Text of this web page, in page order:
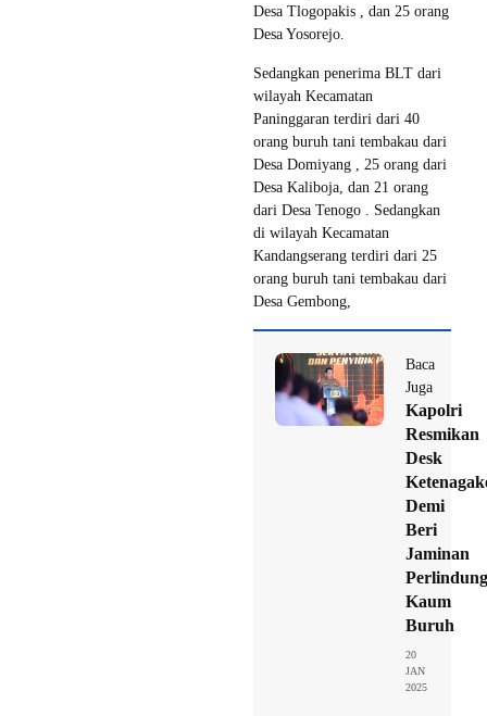
Desa Tlogopakis , dan 25 orang
Desa Yosorejo.
Sedangkan penerima BLT dari
wilayah Kecamatan
Paninggaran terdiri dari 40
orang buruh tani tembakau dari
Desa Domiyang , 25 orang dari
Desa Kaliboja, dan 21 orang
dari Desa Tenogo . Sedangkan
di wilayah Kecamatan
Kandangserang terdiri dari 25
orang buruh tani tembakau dari
Desa Gembong,
Baca
Juga
Kapolri
Resmikan
Desk
Demi
Beri
Jaminan
Kaum
Buruh
20
JAN
2025